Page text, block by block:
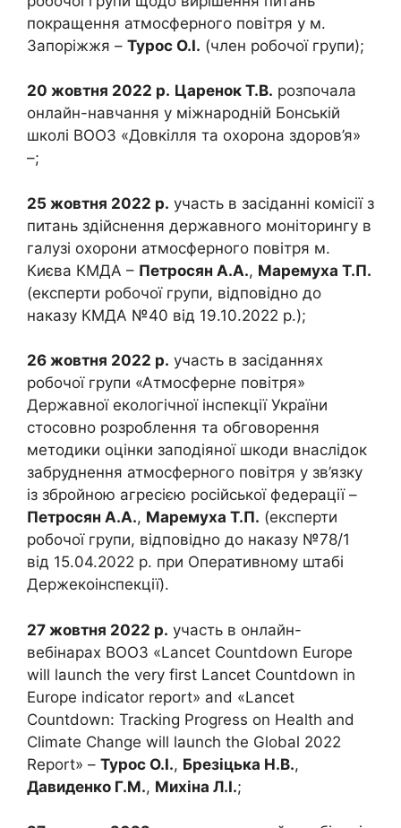
покращення атмосферного повітря у м.
Запоріжжя – Турос О.І. (член робочої групи);
20 жовтня 2022 р. Царенок Т.В. розпочала
онлайн-навчання у міжнародній Бонській
школі ВООЗ «Довкілля та охорона здоров’я»
–;
25 жовтня 2022 р. участь в засіданні комісії з
питань здійснення державного моніторингу в
галузі охорони атмосферного повітря м.
Києва КМДА – Петросян А.А., Маремуха Т.П.
(експерти робочої групи, відповідно до
наказу КМДА №40 від 19.10.2022 р.);
26 жовтня 2022 р. участь в засіданнях
робочої групи «Атмосферне повітря»
Державної екологічної інспекції України
стосовно розроблення та обговорення
методики оцінки заподіяної шкоди внаслідок
забруднення атмосферного повітря у зв’язку
із збройною агресією російської федерації –
Петросян А.А., Маремуха Т.П. (експерти
робочої групи, відповідно до наказу №78/1
від 15.04.2022 р. при Оперативному штабі
Держекоінспекції).
27 жовтня 2022 р. участь в онлайн-
вебінарах ВООЗ «Lancet Countdown Europe
will launch the very first Lancet Countdown in
Europe indicator report» and «Lancet
Countdown: Tracking Progress on Health and
Climate Change will launch the Global 2022
Report» – Турос О.І., Брезіцька Н.В.,
Давиденко Г.М., Михіна Л.І.;